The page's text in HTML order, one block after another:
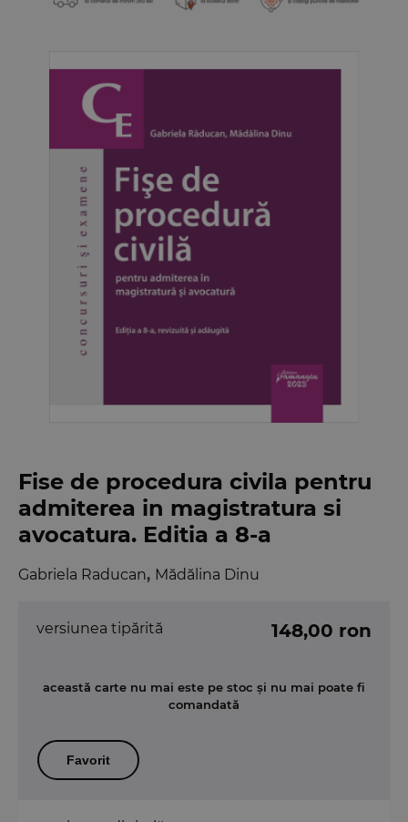
Fise de procedura civila pentru
admiterea in magistratura si
avocatura. Editia a 8-a
Gabriela Raducan, Mădălina Dinu
versiunea tipărită 148,00 ron
această carte nu mai este pe stoc și nu mai poate fi
comandată
Favorit